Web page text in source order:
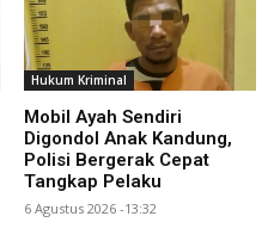
Hukum Kriminal
Mobil Ayah Sendiri
Digondol Anak Kandung,
Polisi Bergerak Cepat
Tangkap Pelaku
6 Agustus 2026 -13:32